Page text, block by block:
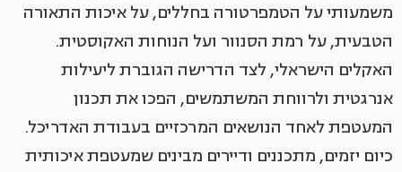
משמעותי על הטמפרטורה בחללים, על איכות התאורה
הטבעית, על רמת הסנוור ועל הנוחות האקוסטית.
האקלים הישראלי, לצד הדרישה הגוברת ליעילות
אנרגטית ולרווחת המשתמשים, הפכו את תכנון
המעטפת לאחד הנושאים המרכזיים בעבודת האדריכל.
כיום יזמים, מתכננים ודיירים מבינים שמעטפת איכותית